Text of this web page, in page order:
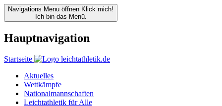
Navigations Menu öffnen Klick mich!
Ich bin das Menü.
Hauptnavigation
Startseite
Aktuelles
Wettkämpfe
Nationalmannschaften
Leichtathletik für Alle